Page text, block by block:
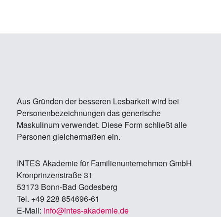
Aus Gründen der besseren Lesbarkeit wird bei
Personenbezeichnungen das generische
Maskulinum verwendet. Diese Form schließt alle
Personen gleichermaßen ein.
IN­TES Aka­de­mie für Fa­mi­li­en­un­ter­neh­men GmbH
Kron­prin­zen­stra­ße 31
53173 Bonn-Bad Go­des­berg
Tel. +49 228 854696-61
E-Mail: info@in­tes-aka­de­mie.de